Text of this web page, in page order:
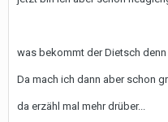
was bekommt der Dietsch denn
Da mach ich dann aber schon
da erzähl mal mehr drüber...